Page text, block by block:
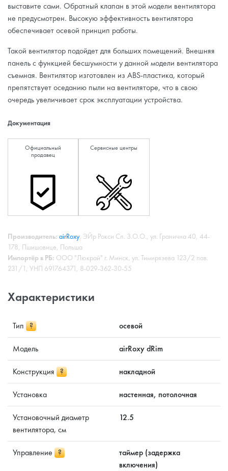
выставите сами. Обратный клапан в этой модели вентилятора
не предусмотрен. Высокую эффективность вентилятора
обеспечивает осевой принцип работы.
Такой вентилятор подойдет для больших помещений. Внешняя
панель с функцией бесшумности у данной модели вентилятора
съемная. Вентилятор изготовлен из ABS-пластика, который
препятствует оседанию пыли на вентиляторе, что в свою
очередь увеличивает срок эксплуатации устройства.
Документация
Официальный
продавец
Сервисные центры
Производитель: airRoxy, ЭЙр Рокси Сп. З.О.О., ул. Гранична 40, 44-
178, Пшишовице, Польша
Импортёр в РБ: ООО "Люкрай" г. Минск, ул. Тимирязева 123/2 пав.
231/1, УНП 691764371, 8-029-362-30-55
Характеристики
Тип ? осевой
Модель airRoxy dRim
Конструкция ? накладной
Установка настенная, потолочная
Установочный диаметр
вентилятора, см
12.5
Управление ?
таймер (задержка
включения)